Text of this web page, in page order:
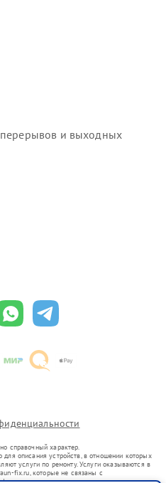
и выходных
справочный характер.
описания устройств, в отношении которых
услуги по ремонту. Услуги оказываются в
fix.ru, которые не связаны с